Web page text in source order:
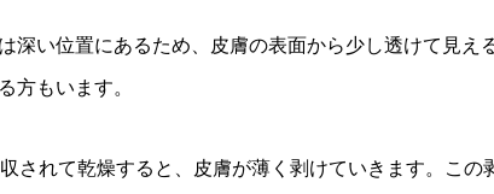
い位置にあるため、皮膚の表面から少し透けて見え
方もいます。
れて乾燥すると、皮膚が薄く剥けていきます。こ